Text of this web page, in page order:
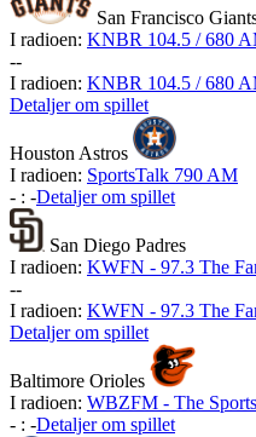
San Francisco
I radioen: KNBR 104.5 / 680
--
I radioen: KNBR 104.5 / 680
Detaljer om spillet
Houston Astros
I radioen: SportsTalk 790 AM
- : -Detaljer om spillet
San Diego Padres
I radioen: KWFN - 97.3 The
--
I radioen: KWFN - 97.3 The
Detaljer om spillet
Baltimore Orioles
I radioen: WBZFM - The
- : -Detaljer om spillet